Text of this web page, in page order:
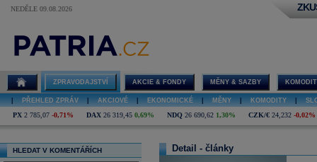
NEDĚLE 09.08.2026
ZPRAVODAJSTVÍ AKCIE & FONDY MĚNY & SAZBY
PŘEHLED ZPRÁV AKCIOVÉ EKONOMICKÉ MĚNY KOMODITY
PX 2 785,07 -0,71% DAX 26 319,45 0,69% NDQ 26 690,62 1,30% CZK/€ 24,232 -0,02%
HLEDAT V KOMENTÁŘÍCH Detail - články